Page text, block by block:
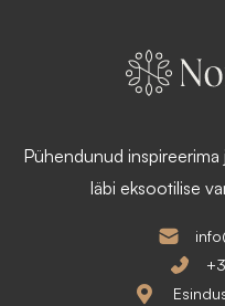
Pühendunud
läbi eksootilise